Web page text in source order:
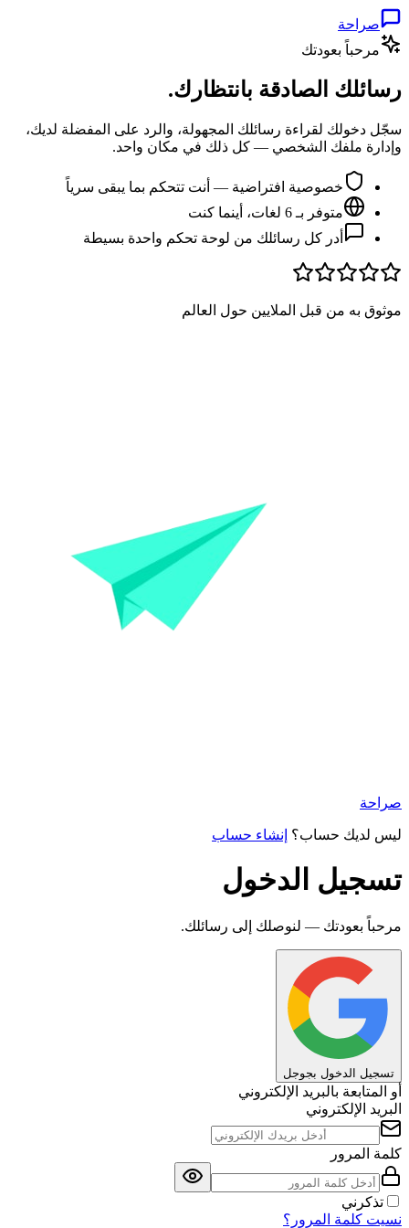
صراحة
مرحباً بعودتك
رسائلك الصادقة بانتظارك.
سجّل دخولك لقراءة رسائلك المجهولة، والرد على المفضلة لديك،
وإدارة ملفك الشخصي — كل ذلك في مكان واحد.
خصوصية افتراضية — أنت تتحكم بما يبقى سرياً
متوفر بـ 6 لغات، أينما كنت
أدر كل رسائلك من لوحة تحكم واحدة بسيطة
موثوق به من قبل الملايين حول العالم
صراحة
ليس لديك حساب؟ إنشاء حساب
تسجيل الدخول
مرحباً بعودتك — لنوصلك إلى رسائلك.
تسجيل الدخول بجوجل
أو المتابعة بالبريد الإلكتروني
البريد الإلكتروني
كلمة المرور
تذكرني
نسيت كلمة المرور؟